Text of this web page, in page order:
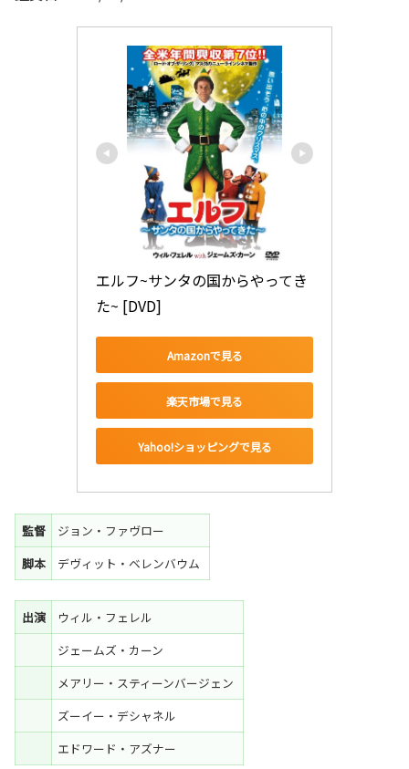
エルフ~サンタの国からやってき
た~ [DVD]
Amazonで見る
楽天市場で見る
Yahoo!ショッピングで見る
監督
ジョン・ファヴロー
脚本
デヴィット・ベレンバウム
出演
ウィル・フェレル
ジェームズ・カーン
メアリー・スティーンバージェン
ズーイー・デシャネル
エドワード・アズナー